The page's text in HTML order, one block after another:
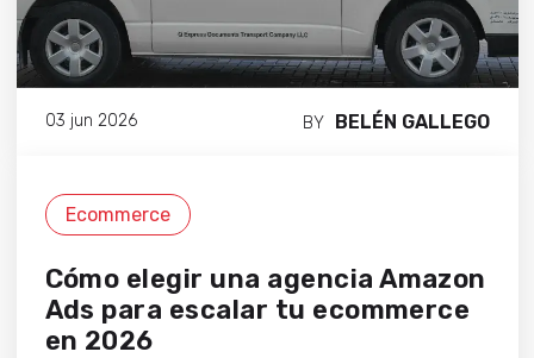
03 jun 2026 BY BELÉN GALLEGO
Ecommerce
Cómo elegir una agencia Amazon
Ads para escalar tu ecommerce
en 2026